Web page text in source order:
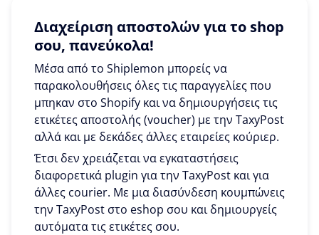
Διαχείριση αποστολών για το shop
σου, πανεύκολα!
Μέσα από το Shiplemon μπορείς να
παρακολουθήσεις όλες τις παραγγελίες που
μπηκαν στο Shopify και να δημιουργήσεις τις
ετικέτες αποστολής (voucher) με την TaxyPost
αλλά και με δεκάδες άλλες εταιρείες κούριερ.
Έτσι δεν χρειάζεται να εγκαταστήσεις
διαφορετικά plugin για την TaxyPost και για
άλλες courier. Με μια διασύνδεση κουμπώνεις
την TaxyPost στο eshop σου και δημιουργείς
αυτόματα τις ετικέτες σου.